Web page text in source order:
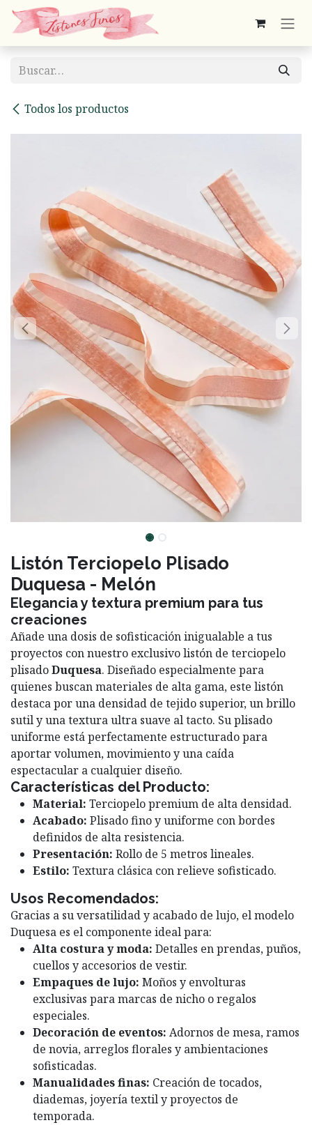
Ir al contenido
Todos los productos
Listón Terciopelo Plisado
Duquesa - Melón
Elegancia y textura premium para tus
creaciones
Añade una dosis de sofisticación inigualable a tus
proyectos con nuestro exclusivo listón de terciopelo
plisadoDuquesa. Diseñado especialmente para
quienes buscan materiales de alta gama, este listón
destaca por una densidad de tejido superior, un brillo
sutil y una textura ultra suave al tacto. Su plisado
uniforme está perfectamente estructurado para
aportar volumen, movimiento y una caída
espectacular a cualquier diseño.
Características del Producto:
Material: Terciopelo premium de alta densidad.
Acabado: Plisado fino y uniforme con bordes
definidos de alta resistencia.
Presentación: Rollo de 5 metros lineales.
Estilo: Textura clásica con relieve sofisticado.
Usos Recomendados:
Gracias a su versatilidad y acabado de lujo, el modelo
Duquesa es el componente ideal para:
Alta costura y moda: Detalles en prendas, puños,
cuellos y accesorios de vestir.
Empaques de lujo: Moños y envolturas
exclusivas para marcas de nicho o regalos
especiales.
Decoración de eventos: Adornos de mesa, ramos
de novia, arreglos florales y ambientaciones
sofisticadas.
Manualidades finas: Creación de tocados,
diademas, joyería textil y proyectos de
temporada.